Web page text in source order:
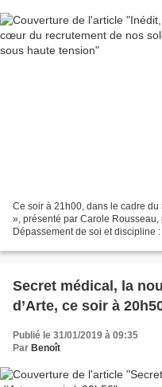
Ce soir à 21h00, dans le cadre
», présenté par Carole
Dépassement de soi et discipline
Secret médical, la
d’Arte, ce soir à
Publié le 31/01/2019 à 09:35
Par Benoît